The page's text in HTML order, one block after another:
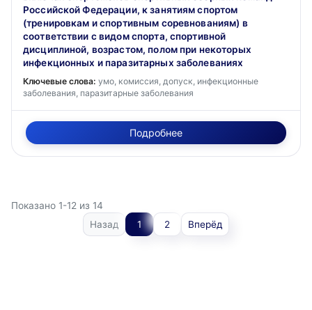
Российской Федерации, к занятиям спортом
(тренировкам и спортивным соревнованиям) в
соответствии с видом спорта, спортивной
дисциплиной, возрастом, полом при некоторых
инфекционных и паразитарных заболеваниях
Ключевые слова: умо, комиссия, допуск, инфекционные
заболевания, паразитарные заболевания
Подробнее
Показано 1-12 из 14
Назад
1 2 Вперёд